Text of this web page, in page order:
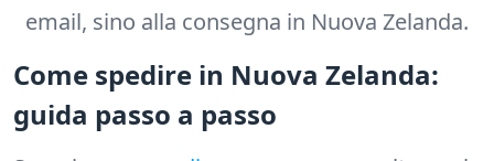
email, sino alla consegna in Nuova Zelanda.
Come spedire in Nuova Zelanda:
guida passo a passo